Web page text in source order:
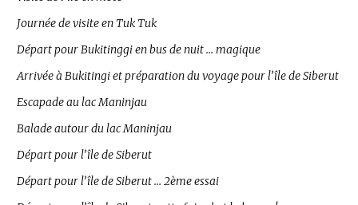
Journée de visite en Tuk Tuk
Départ pour Bukitinggi en bus de nuit … magique
Arrivée à Bukitingi et préparation du voyage pour l’île de Siberut
Escapade au lac Maninjau
Balade autour du lac Maninjau
Départ pour l’île de Siberut
Départ pour l’île de Siberut … 2ème essai